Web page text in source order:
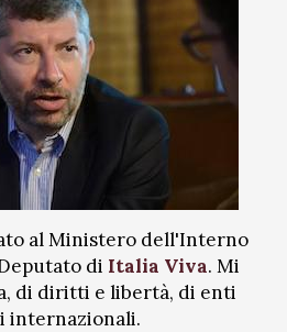
al Ministero dell'Interno
di Italia Viva. Mi
di diritti e libertà, di enti
internazionali.